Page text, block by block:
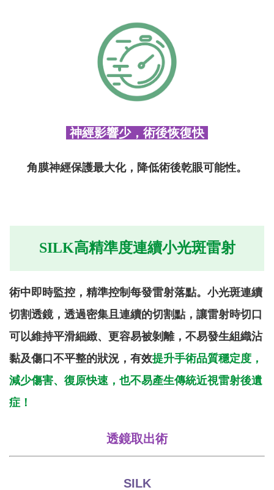
神經影響少，術後恢復快
角膜神經保護最大化，降低術後乾眼可能性。
SILK高精準度連續小光斑雷射
術中即時監控，精準控制每發雷射落點。小光斑連續
切割透鏡，透過密集且連續的切割點，讓雷射時切口
可以維持平滑細緻、更容易被剝離，不易發生組織沾
黏及傷口不平整的狀況，有效提升手術品質穩定度，
減少傷害、復原快速，也不易產生傳統近視雷射後遺
症！
透鏡取出術
SILK